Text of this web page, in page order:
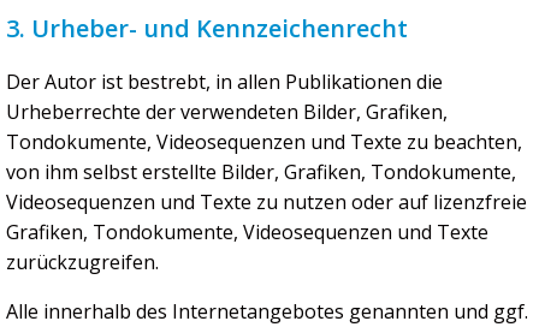
3. Urheber- und Kennzeichenrecht
Der Autor ist bestrebt, in allen Publikationen die
Urheberrechte der verwendeten Bilder, Grafiken,
Tondokumente, Videosequenzen und Texte zu beachten,
von ihm selbst erstellte Bilder, Grafiken, Tondokumente,
Videosequenzen und Texte zu nutzen oder auf lizenzfreie
Grafiken, Tondokumente, Videosequenzen und Texte
zurückzugreifen.
Alle innerhalb des Internetangebotes genannten und ggf.